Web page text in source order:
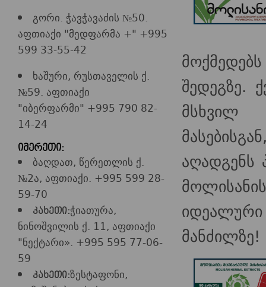
გორი. ჭავჭავაძის №50.
აფთიაქი "მედფარმა +" +995
599 33-55-42
ხაშური, რუსთაველის ქ.
№59. აფთიაქი
"იბერფარმი" +995 790 82-
14-24
იმერეთი:
ბაღდათ, წერეთლის ქ.
№2ა, აფთიაქი. +995 599 28-
59-70
კახეთი:ჭიათურა,
ნინოშვილის ქ. 11, აფთიაქი
"ნექტარი». +995 595 77-06-
59
კახეთი:ზესტაფონი,
შედეგზე.
მსხვილ
აღადგენს
მანძილზე!